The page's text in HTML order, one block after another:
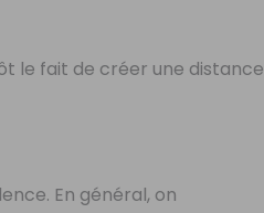
le fait de créer une distance
En général, on